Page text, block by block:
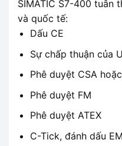
SIMATIC S7-400 tuân
và quốc tế:
Dấu CE
Sự chấp thuận của
Phê duyệt CSA
Phê duyệt FM
Phê duyệt ATEX
C-Tick, đánh dấu